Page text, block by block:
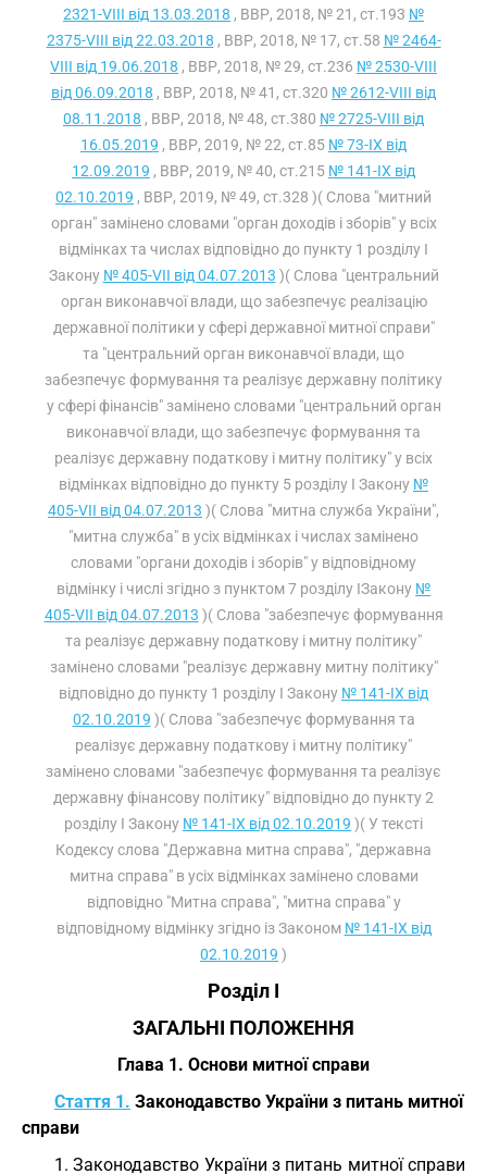
2321-VIII від 13.03.2018 , ВВР, 2018, № 21, ст.193 №
2375-VIII від 22.03.2018 , ВВР, 2018, № 17, ст.58 № 2464-
VIII від 19.06.2018 , ВВР, 2018, № 29, ст.236 № 2530-VIII
від 06.09.2018 , ВВР, 2018, № 41, ст.320 № 2612-VIII від
08.11.2018 , ВВР, 2018, № 48, ст.380 № 2725-VIII від
16.05.2019 , ВВР, 2019, № 22, ст.85 № 73-IX від
12.09.2019 , ВВР, 2019, № 40, ст.215 № 141-IX від
02.10.2019 , ВВР, 2019, № 49, ст.328 )( Слова "митний
орган" замінено словами "орган доходів і зборів" у всіх
відмінках та числах відповідно до пункту 1 розділу I
Закону № 405-VII від 04.07.2013 )( Слова "центральний
орган виконавчої влади, що забезпечує реалізацію
державної політики у сфері державної митної справи"
та "центральний орган виконавчої влади, що
забезпечує формування та реалізує державну політику
у сфері фінансів" замінено словами "центральний орган
виконавчої влади, що забезпечує формування та
реалізує державну податкову і митну політику" у всіх
відмінках відповідно до пункту 5 розділу I Закону №
405-VII від 04.07.2013 )( Слова "митна служба України",
"митна служба" в усіх відмінках і числах замінено
словами "органи доходів і зборів" у відповідному
відмінку і числі згідно з пунктом 7 розділу IЗакону №
405-VII від 04.07.2013 )( Слова "забезпечує формування
та реалізує державну податкову і митну політику"
замінено словами "реалізує державну митну політику"
відповідно до пункту 1 розділу I Закону № 141-IX від
02.10.2019 )( Слова "забезпечує формування та
реалізує державну податкову і митну політику"
замінено словами "забезпечує формування та реалізує
державну фінансову політику" відповідно до пункту 2
розділу I Закону № 141-IX від 02.10.2019 )( У тексті
Кодексу слова "Державна митна справа", "державна
митна справа" в усіх відмінках замінено словами
відповідно "Митна справа", "митна справа" у
відповідному відмінку згідно із Законом № 141-IX від
02.10.2019 )
Розділ I
ЗАГАЛЬНІ ПОЛОЖЕННЯ
Глава 1. Основи митної справи
Стаття 1. Законодавство України з питань митної
справи
1. Законодавство України з питань митної справи